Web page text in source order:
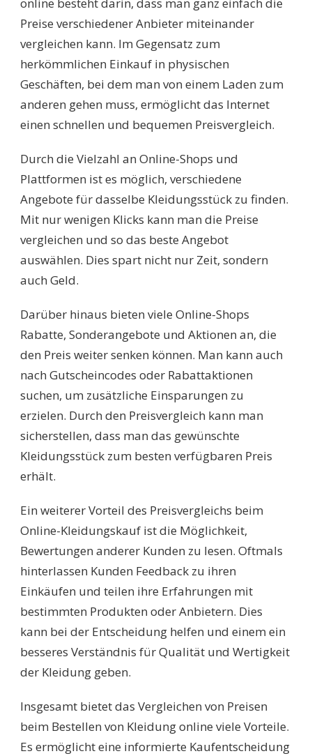
online besteht darin, dass man ganz einfach die
Preise verschiedener Anbieter miteinander
vergleichen kann. Im Gegensatz zum
herkömmlichen Einkauf in physischen
Geschäften, bei dem man von einem Laden zum
anderen gehen muss, ermöglicht das Internet
einen schnellen und bequemen Preisvergleich.
Durch die Vielzahl an Online-Shops und
Plattformen ist es möglich, verschiedene
Angebote für dasselbe Kleidungsstück zu finden.
Mit nur wenigen Klicks kann man die Preise
vergleichen und so das beste Angebot
auswählen. Dies spart nicht nur Zeit, sondern
auch Geld.
Darüber hinaus bieten viele Online-Shops
Rabatte, Sonderangebote und Aktionen an, die
den Preis weiter senken können. Man kann auch
nach Gutscheincodes oder Rabattaktionen
suchen, um zusätzliche Einsparungen zu
erzielen. Durch den Preisvergleich kann man
sicherstellen, dass man das gewünschte
Kleidungsstück zum besten verfügbaren Preis
erhält.
Ein weiterer Vorteil des Preisvergleichs beim
Online-Kleidungskauf ist die Möglichkeit,
Bewertungen anderer Kunden zu lesen. Oftmals
hinterlassen Kunden Feedback zu ihren
Einkäufen und teilen ihre Erfahrungen mit
bestimmten Produkten oder Anbietern. Dies
kann bei der Entscheidung helfen und einem ein
besseres Verständnis für Qualität und Wertigkeit
der Kleidung geben.
Insgesamt bietet das Vergleichen von Preisen
beim Bestellen von Kleidung online viele Vorteile.
Es ermöglicht eine informierte Kaufentscheidung